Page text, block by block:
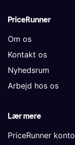
PriceRunner
Om os
Kontakt os
Nyhedsrum
Arbejd hos os
Lær mere
PriceRunner konto